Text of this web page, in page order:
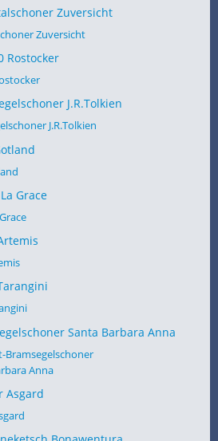
Zuversicht
J.R.Tolkien
Bramsegelschoner
Anna